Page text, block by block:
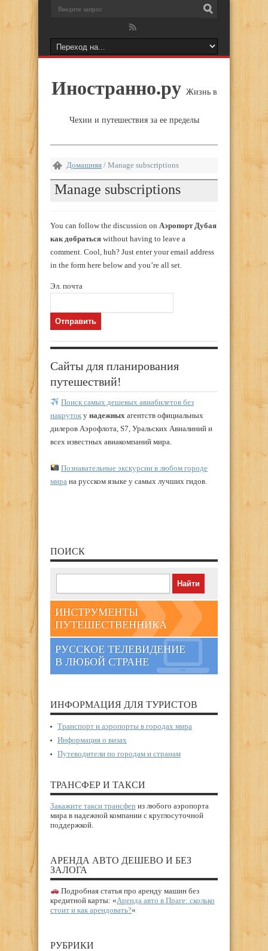
Иностранно.ру Жизнь в
Чехии и путешествия за ее пределы
Домашняя / Manage subscriptions
Manage subscriptions
You can follow the discussion on Аэропорт Дубая
как добраться without having to leave a
comment. Cool, huh? Just enter your email address
in the form here below and you’re all set.
Эл. почта
Сайты для планирования
путешествий!
Поиск самых дешевых авиабилетов без
накруток у надежных агентств официальных
дилеров Аэрофлота, S7, Уральских Авиалиний и
всех известных авиакомпаний мира.
Познавательные экскурсии в любом городе
мира на русском языке у самых лучших гидов.
ПОИСК
ИНСТРУМЕНТЫ
ПУТЕШЕСТВЕННИКА
РУССКОЕ ТЕЛЕВИДЕНИЕ
В ЛЮБОЙ СТРАНЕ
ИНФОРМАЦИЯ ДЛЯ ТУРИСТОВ
Транспорт и аэропорты в городах мира
Информация о визах
Путеводители по городам и странам
ТРАНСФЕР И ТАКСИ
Закажите такси трансфер из любого аэропорта
мира в надежной компании с круглосуточной
поддержкой.
АРЕНДА АВТО ДЕШЕВО И БЕЗ
ЗАЛОГА
Подробная статья про аренду машин без
кредитной карты: «Аренда авто в Праге: сколько
стоит и как арендовать?«
РУБРИКИ